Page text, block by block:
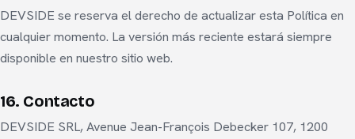
DEVSIDE se reserva el derecho de actualizar esta Política en
cualquier momento. La versión más reciente estará siempre
disponible en nuestro sitio web.
16. Contacto
DEVSIDE SRL, Avenue Jean-François Debecker 107, 1200